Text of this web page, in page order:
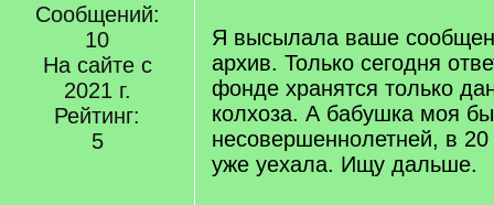
Сообщений:
10
На сайте с
2021 г.
Рейтинг:
5
Я высылала ваше
архив. Только сегодня
фонде хранятся только
колхоза. А бабушка моя
несовершеннолетней, в 20
уже уехала. Ищу дальше.